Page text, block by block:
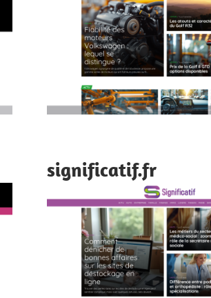
significatif.fr